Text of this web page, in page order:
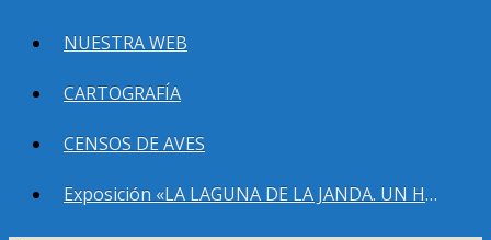
NUESTRA WEB
CARTOGRAFÍA
CENSOS DE AVES
Exposición «LA LAGUNA DE LA JANDA. UN HUMEDAL QUE DEBEMOS RECUPERAR»